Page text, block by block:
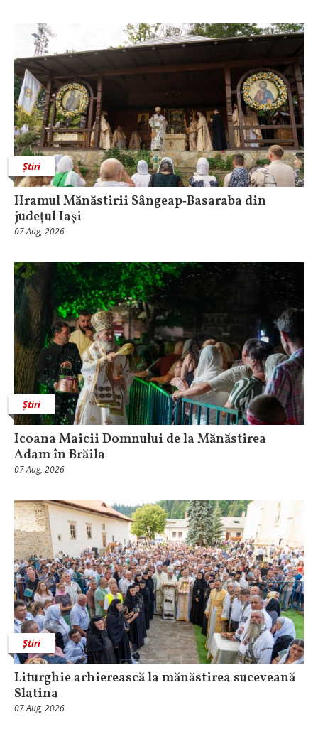
Știri
Hramul Mănăstirii Sângeap‑Basaraba din
judeţul Iaşi
07 Aug, 2026
Știri
Icoana Maicii Domnului de la Mănăstirea
Adam în Brăila
07 Aug, 2026
Știri
Liturghie arhierească la mănăstirea suceveană
Slatina
07 Aug, 2026